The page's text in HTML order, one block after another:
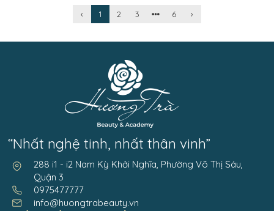
‹ 1 2 3 6 ›
“Nhất nghệ tinh, nhất thân vinh”
288 i1 - i2 Nam Kỳ Khởi Nghĩa, Phường Võ Thị Sáu,
Quận 3
0975477777
info@huongtrabeauty.vn